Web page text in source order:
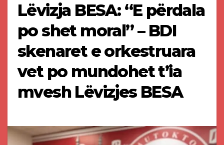
Lëvizja BESA: “E përdala
po shet moral” – BDI
skenaret e orkestruara
vet po mundohet t’ia
mvesh Lëvizjes BESA